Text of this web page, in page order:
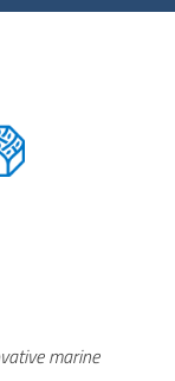
marine